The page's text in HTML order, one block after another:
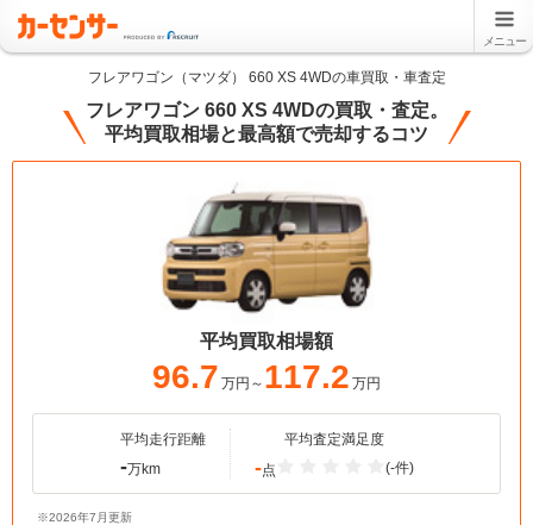
メニュー
フレアワゴン（マツダ） 660 XS 4WDの車買取・車査定
フレアワゴン 660 XS 4WDの買取・査定。
平均買取相場と最高額で売却するコツ
平均買取相場額
96.7 万円～ 117.2 万円
平均走行距離
-万km
平均査定満足度
-点 (-件)
※2026年7月更新